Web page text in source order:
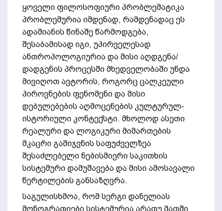
ყოველი ფილოსოფიური პრობლემატიკა
პრობლემურია იმდენად, რამდენადაც ეს
ადამიანის წინაშე წარმოდგება,
შესაბამისად იგი, უპირველესად
ანთროპოლოგიურია და მისი აღდგენა/
დადგენის პროცესში მხედველობაში უნდა
მივიღოთ ავტორის, როგორც ცალკეული
პიროვნების ფენომენი და მისი
დებულებების აღმოცენების კულტურულ-
ისტორიული კონტექსტი. მხოლოდ ასეთი
რეალური და ლოგიკური მიმართების
მკაცრი გამიჯვნის საფუძველზეა
შესაძლებელი ნებისმიერი საკითხის
სისტემური დამუშავება და მისი ამოსავალი
წერტილების განსაზღვრა.
საგულისხმოა, რომ სერგი დანელიას
მონოგრაფიები სისტემურია არათუ მათში